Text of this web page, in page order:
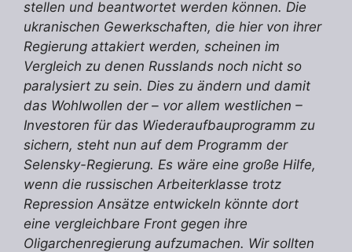
stellen und beantwortet werden können. Die
ukranischen Gewerkschaften, die hier von ihrer
Regierung attakiert werden, scheinen im
Vergleich zu denen Russlands noch nicht so
paralysiert zu sein. Dies zu ändern und damit
das Wohlwollen der – vor allem westlichen –
Investoren für das Wiederaufbauprogramm zu
sichern, steht nun auf dem Programm der
Selensky-Regierung. Es wäre eine große Hilfe,
wenn die russischen Arbeiterklasse trotz
Repression Ansätze entwickeln könnte dort
eine vergleichbare Front gegen ihre
Oligarchenregierung aufzumachen. Wir sollten